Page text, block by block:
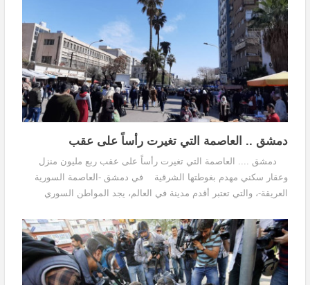
دمشق .. العاصمة التي تغيرت رأساً على عقب
دمشق .... العاصمة التي تغيرت رأساً على عقب ربع مليون منزل
وعقار سكني مهدم بغوطتها الشرقية في دمشق -العاصمة السورية
العريقة-، والتي تعتبر أقدم مدينة في العالم، يجد المواطن السوري